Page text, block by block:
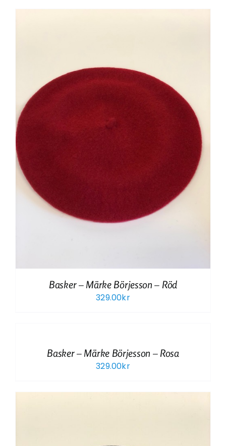
Basker – Märke Börjesson – Röd
329.00kr
Basker – Märke Börjesson – Rosa
329.00kr